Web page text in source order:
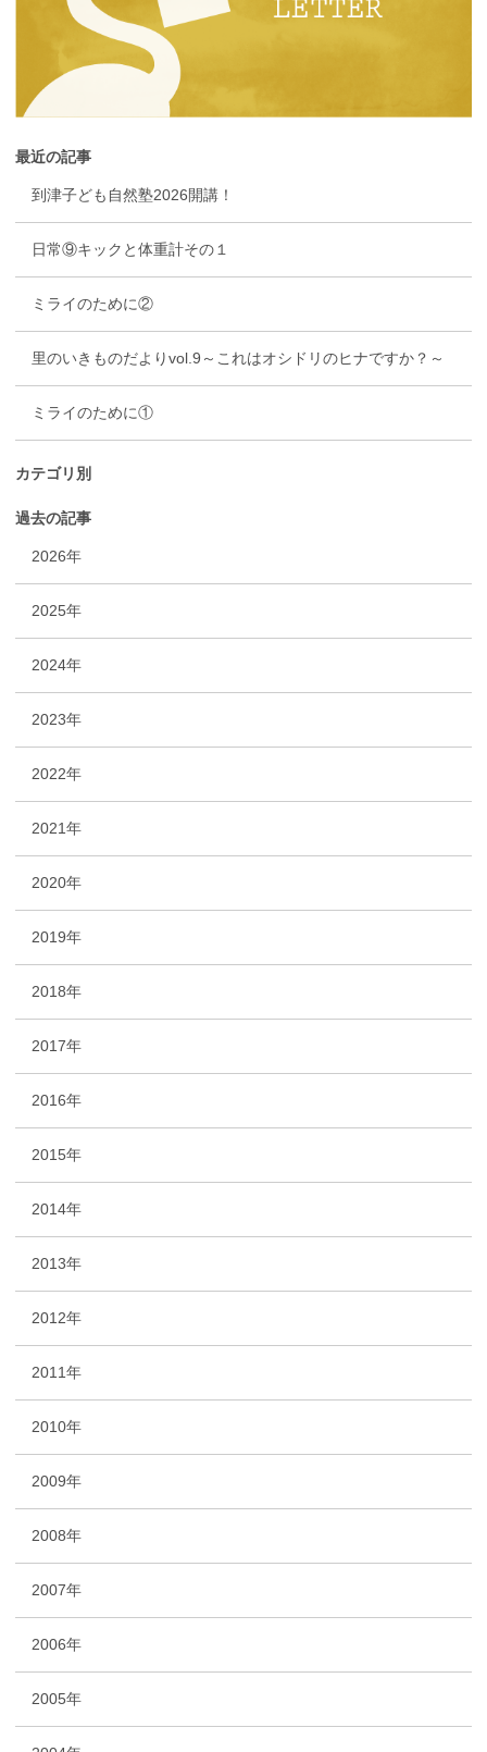
最近の記事
到津子ども自然塾2026開講！
日常⑨キックと体重計その１
ミライのために②
里のいきものだよりvol.9～これはオシドリのヒナですか？～
ミライのために①
カテゴリ別
過去の記事
2026年
2025年
2024年
2023年
2022年
2021年
2020年
2019年
2018年
2017年
2016年
2015年
2014年
2013年
2012年
2011年
2010年
2009年
2008年
2007年
2006年
2005年